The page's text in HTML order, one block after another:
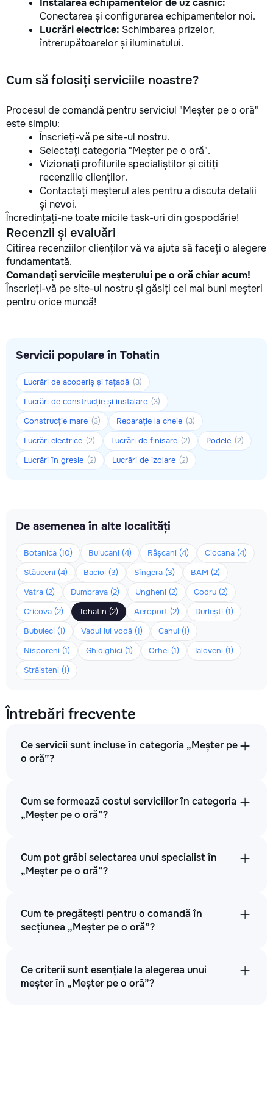
Instalarea echipamentelor de uz casnic:
Conectarea și configurarea echipamentelor noi.
Lucrări electrice: Schimbarea prizelor,
întrerupătoarelor și iluminatului.
Cum să folosiți serviciile noastre?
Procesul de comandă pentru serviciul "Meșter pe o oră"
este simplu:
Înscrieți-vă pe site-ul nostru.
Selectați categoria "Meșter pe o oră".
Vizionați profilurile specialiștilor și citiți
recenziile clienților.
Contactați meșterul ales pentru a discuta detalii
și nevoi.
Încredințați-ne toate micile task-uri din gospodărie!
Recenzii și evaluări
Citirea recenziilor clienților vă va ajuta să faceți o alegere
fundamentată.
Comandați serviciile meșterului pe o oră chiar acum!
Înscrieți-vă pe site-ul nostru și găsiți cei mai buni meșteri
pentru orice muncă!
Servicii populare în Tohatin
Lucrări de acoperiș și fațadă (3)
Lucrări de construcție și instalare (3)
Construcție mare (3) Reparație la cheie (3)
Lucrări electrice (2) Lucrări de finisare (2) Podele (2)
Lucrări în gresie (2) Lucrări de izolare (2)
De asemenea în alte localități
Botanica (10) Buiucani (4) Râșcani (4)
Ciocana (4)
Stăuceni (4)
Bacioi (3) Sîngera (3)
BAM (2)
Vatra (2)
Dumbrava (2) Ungheni (2)
Codru (2)
Cricova (2)
Tohatin (2) Aeroport (2)
Durlești (1)
Bubuieci (1)
Vadul lui vodă (1)
Cahul (1)
Nisporeni (1)
Ghidighici (1) Orhei (1)
Ialoveni (1)
Străisteni (1)
Întrebări frecvente
Ce servicii sunt incluse în categoria „Meșter pe
o oră”?
Cum se formează costul serviciilor în categoria
„Meșter pe o oră”?
Cum pot grăbi selectarea unui specialist în
„Meșter pe o oră”?
Cum te pregătești pentru o comandă în
secțiunea „Meșter pe o oră”?
Ce criterii sunt esențiale la alegerea unui
meșter în „Meșter pe o oră”?